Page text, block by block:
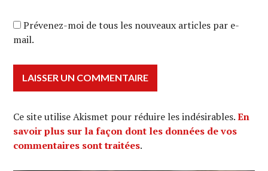
Prévenez-moi de tous les nouveaux articles par e-
mail.
Ce site utilise Akismet pour réduire les indésirables.En
savoir plus sur la façon dont les données de vos
commentaires sont traitées.